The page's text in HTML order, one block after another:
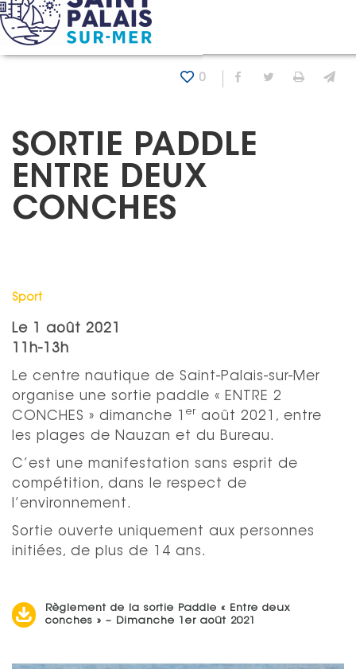
Panneau de gestion des cookies
Accueil Agenda
0 Partager sur
Partager
SORTIE PADDLE
ENTRE DEUX
CONCHES
Catégorie : "
Sport
Le
1 août 2021
11h-13h
Le centre nautique de Saint-Palais-sur-Mer
organise une sortie paddle « ENTRE 2
CONCHES » dimanche 1
er août 2021, entre
les plages de Nauzan et du Bureau.
C’est une manifestation sans esprit de
compétition, dans le respect de
l’environnement.
Sortie ouverte uniquement aux personnes
initiées, de plus de 14 ans.
Règlement de la sortie Paddle « Entre deux
conches » – Dimanche 1er août 2021